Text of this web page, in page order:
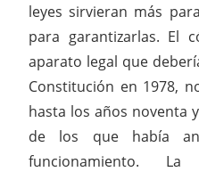
leyes sirvieran más
para garantizarlas. El
aparato legal que
Constitución en 1978,
hasta los años noventa
de los que había
funcionamiento.